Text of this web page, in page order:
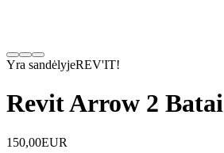
Yra sandėlyjeREV'IT!
Revit Arrow 2 Batai
150,00EUR